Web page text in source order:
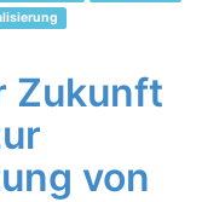
Zukunft
von